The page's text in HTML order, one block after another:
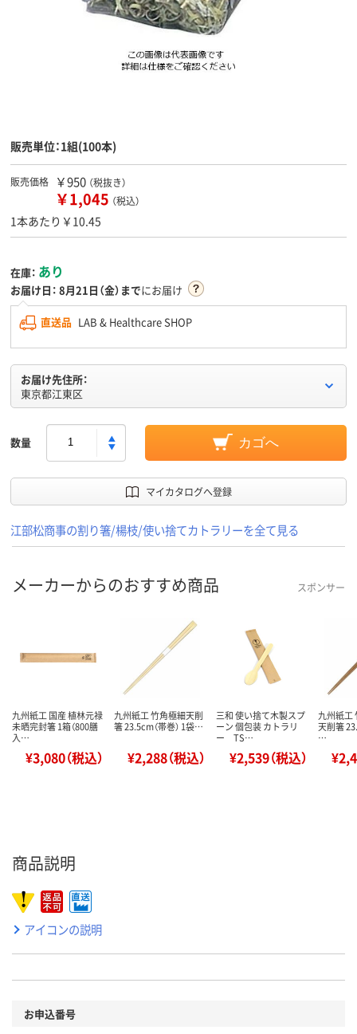
販売単位：1組(100本)
販売価格 ￥950 （税抜き）
￥1,045 （税込）
1本あたり￥10.45
在庫： あり
お届け日： 8月21日（金）までにお届け
直送品 LAB & Healthcare SHOP
お届け先住所：
東京都江東区
数量 カゴへ
マイカタログへ登録
江部松商事の割り箸/楊枝/使い捨てカトラリーを全て見る
メーカーからのおすすめ商品 スポンサー
九州紙工 国産 植林元禄
未晒完封箸 1箱（800膳
入…
¥3,080（税込）
九州紙工 竹角極細天削
箸 23.5cm（帯巻） 1袋…
¥2,288（税込）
三和 使い捨て木製スプ
ーン 個包装 カトラリ
ー TS…
¥2,539（税込）
九州紙工
天削箸
…
商品説明
アイコンの説明
お申込番号